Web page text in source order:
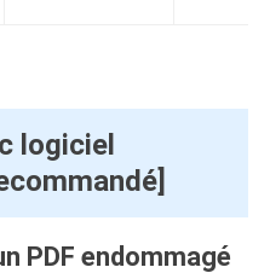
logiciel
PDF endommagé